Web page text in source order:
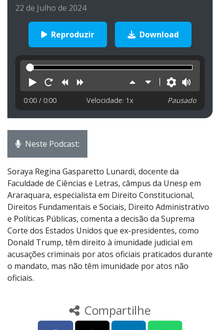
22 de Julho de 2024
Reproduzir Download
Reproduzir
ReiniciarRetroceder
Aumentar
velocidade
Diminuir
velocidade
0:00 / 0:00 Velocidade: 1x Pausado
Neste Podcast:
Soraya Regina Gasparetto Lunardi, docente da
Faculdade de Ciências e Letras, câmpus da Unesp em
Araraquara, especialista em Direito Constitucional,
Direitos Fundamentais e Sociais, Direito Administrativo
e Políticas Públicas, comenta a decisão da Suprema
Corte dos Estados Unidos que ex-presidentes, como
Donald Trump, têm direito à imunidade judicial em
acusações criminais por atos oficiais praticados durante
o mandato, mas não têm imunidade por atos não
oficiais.
Compartilhe